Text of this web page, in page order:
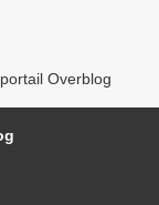
Overblog